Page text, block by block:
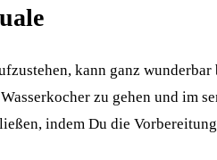
kann ganz
zu gehen und im
indem Du die